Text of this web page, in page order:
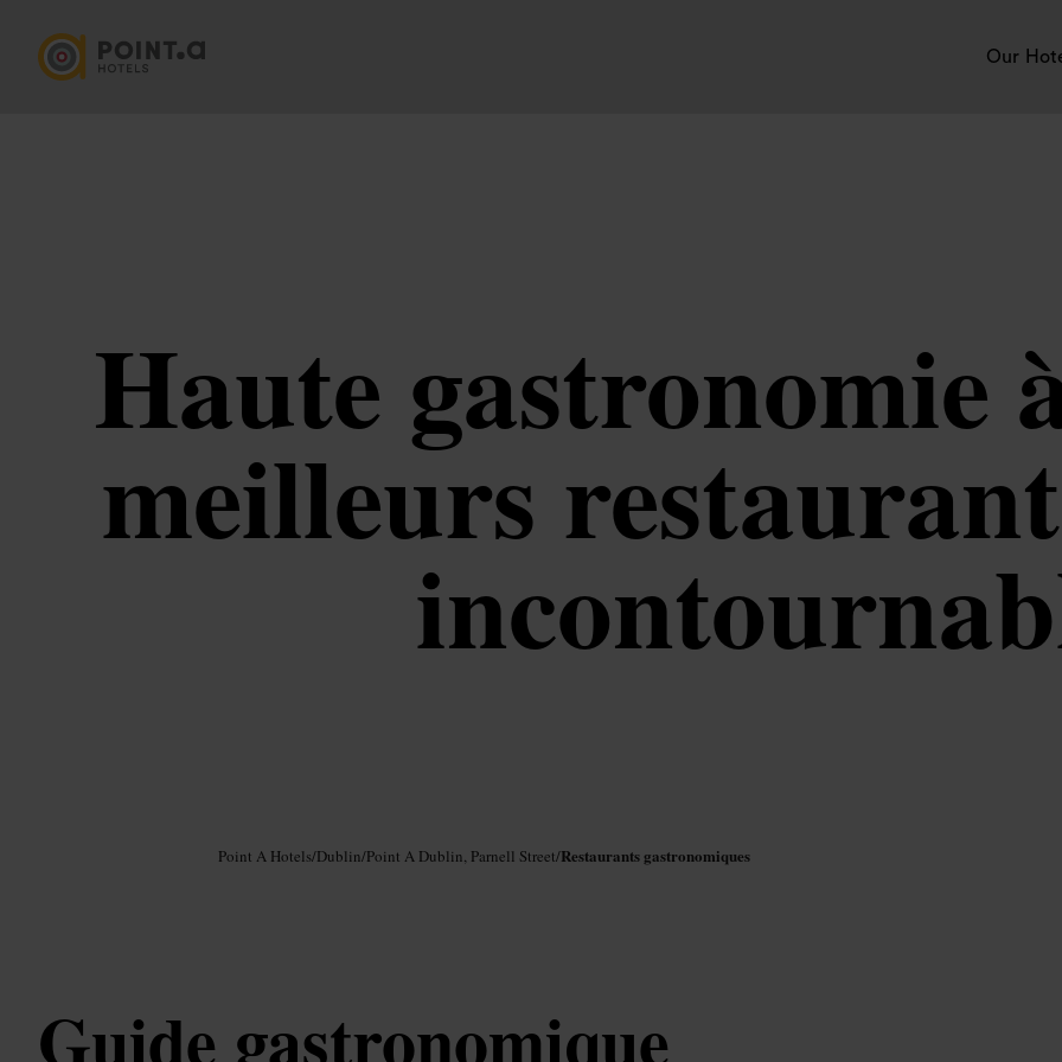
Our
Haute gastronomie
meilleurs
Point A Hotels/Dublin/Point A Dublin, Parnell Street/Restaurants gastronomiques
Guide gastronomique